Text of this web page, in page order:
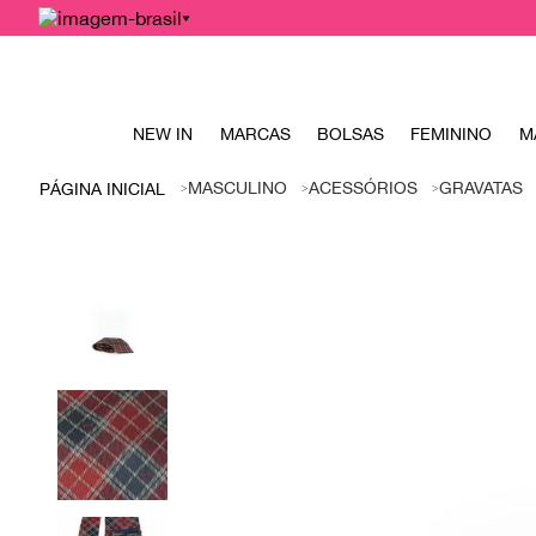
NEW IN MARCAS BOLSAS FEMININO
MASCULINO ACESSÓRIOS GRAVATAS